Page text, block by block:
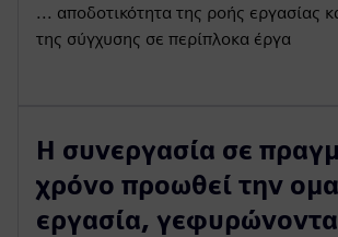
... αποδοτικότητα της ροής εργασίας
της σύγχυσης σε περίπλοκα έργα
Η συνεργασία σε
χρόνο προωθεί την
εργασία,